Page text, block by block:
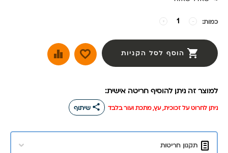
כמות: + −
הוסף לסל הקניות
למוצר זה ניתן להוסיף חריטה אישית:
ניתן לחרוט על זכוכית, עץ, מתכת ועור בלבד share שיתוף
תקנון חריטות